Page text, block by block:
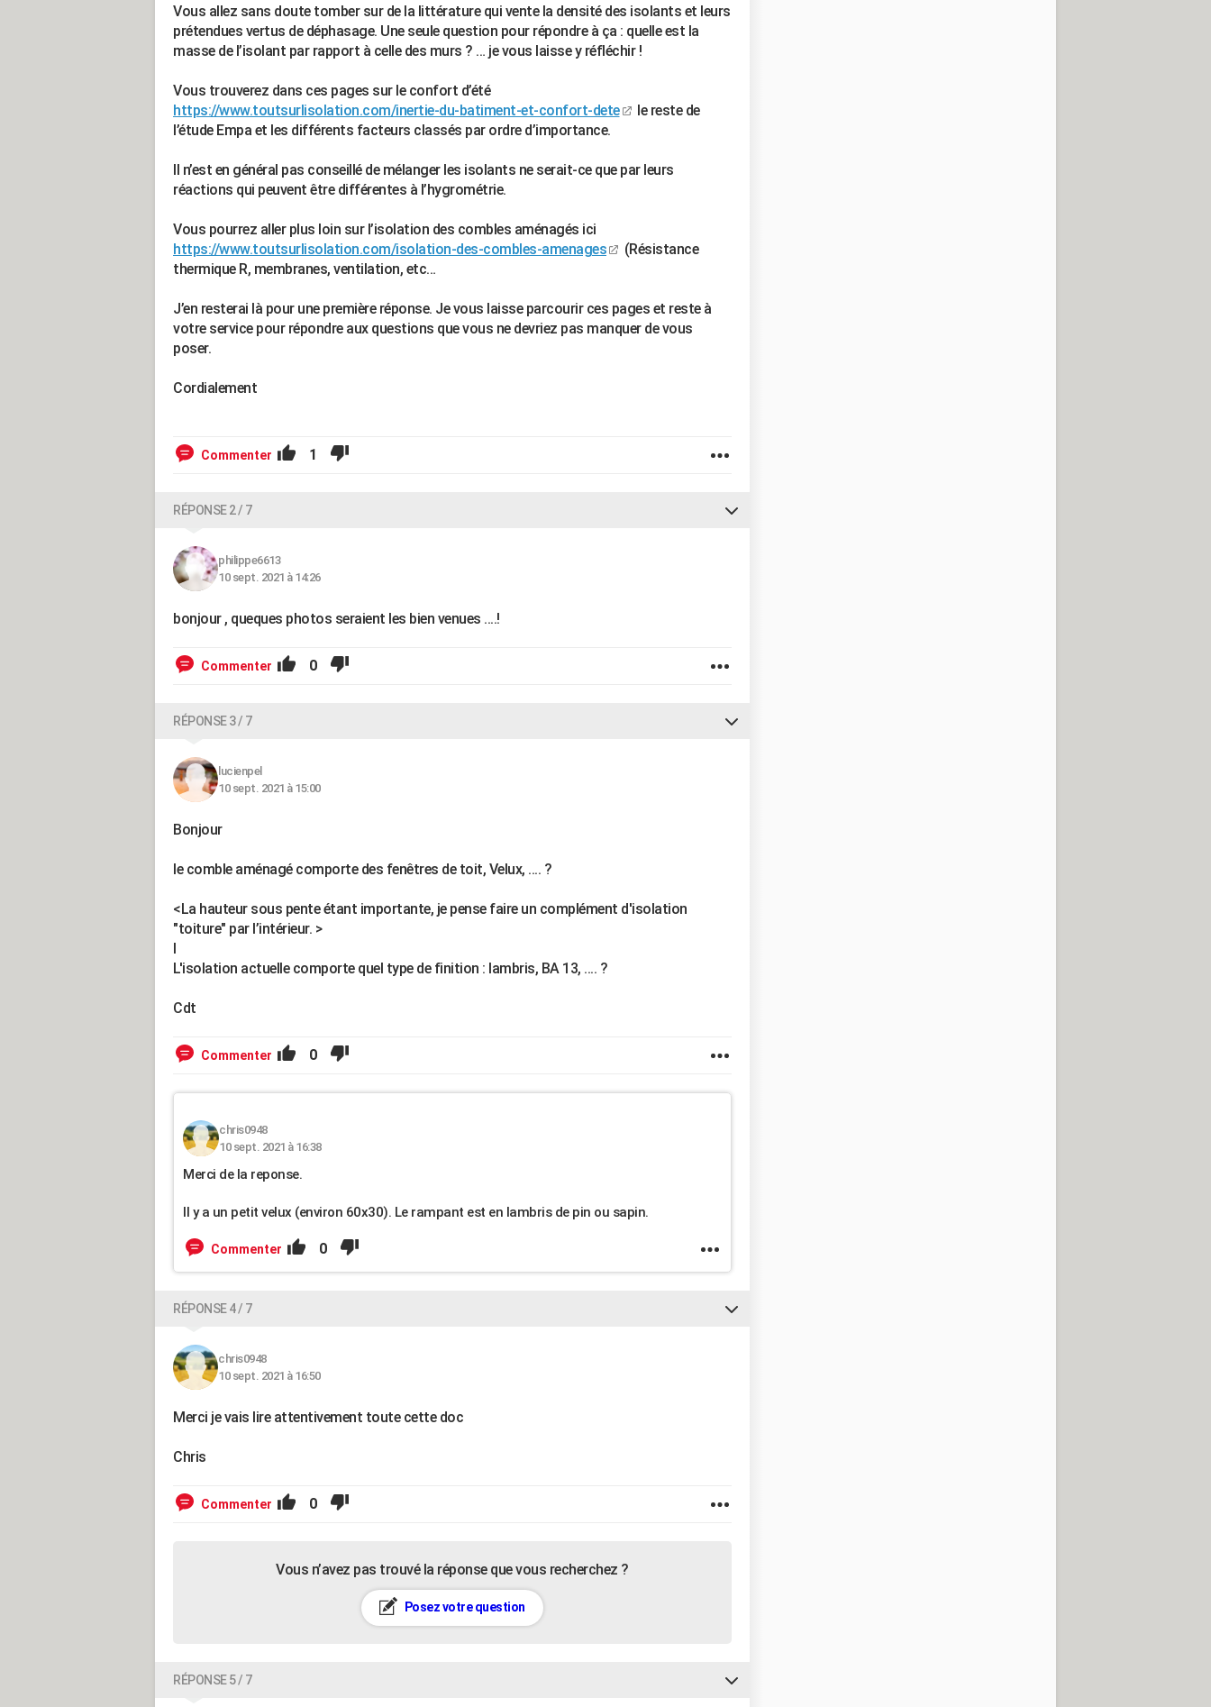
Vous allez sans doute tomber sur de la littérature qui vente la densité des isolants et leurs
prétendues vertus de déphasage. Une seule question pour répondre à ça : quelle est la
masse de l’isolant par rapport à celle des murs ? … je vous laisse y réfléchir !
Vous trouverez dans ces pages sur le confort d’été
https://www.toutsurlisolation.com/inertie-du-batiment-et-confort-dete
le reste de
l’étude Empa et les différents facteurs classés par ordre d’importance.
Il n’est en général pas conseillé de mélanger les isolants ne serait-ce que par leurs
réactions qui peuvent être différentes à l’hygrométrie.
Vous pourrez aller plus loin sur l’isolation des combles aménagés ici
https://www.toutsurlisolation.com/isolation-des-combles-amenages
(Résistance
thermique R, membranes, ventilation, etc…
J’en resterai là pour une première réponse. Je vous laisse parcourir ces pages et reste à
votre service pour répondre aux questions que vous ne devriez pas manquer de vous
poser.
Cordialement
Commenter 1
RÉPONSE 2 / 7
philippe6613
10 sept. 2021 à 14:26
bonjour , queques photos seraient les bien venues ....!
Commenter 0
RÉPONSE 3 / 7
lucienpel
10 sept. 2021 à 15:00
Bonjour
le comble aménagé comporte des fenêtres de toit, Velux, .... ?
<La hauteur sous pente étant importante, je pense faire un complément d'isolation
"toiture" par l’intérieur. >
l
L'isolation actuelle comporte quel type de finition : lambris, BA 13, .... ?
Cdt
Commenter 0
chris0948
10 sept. 2021 à 16:38
Merci de la reponse.
Il y a un petit velux (environ 60x30). Le rampant est en lambris de pin ou sapin.
Commenter 0
RÉPONSE 4 / 7
chris0948
10 sept. 2021 à 16:50
Merci je vais lire attentivement toute cette doc
Chris
Commenter 0
Vous n’avez pas trouvé la réponse que vous recherchez ?
Posez votre question
RÉPONSE 5 / 7